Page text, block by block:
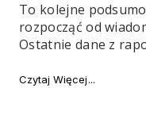
To kolejne
rozpocząć od
Ostatnie dane z
Czytaj Więcej